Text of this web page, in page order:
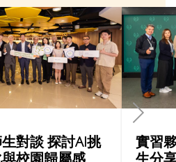
對談 探討AI挑
實習